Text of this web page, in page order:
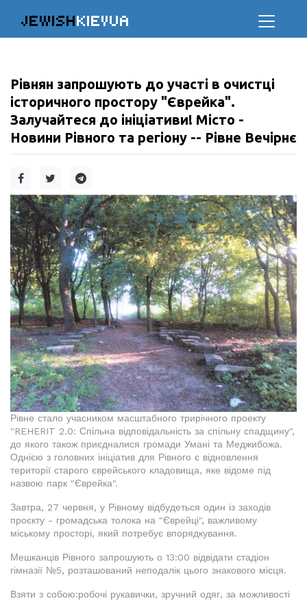
JEWISHKIEVUA
Рівнян запрошують до участі в очистці
історичного простору "Єврейка".
Залучайтеся до ініціативи! Місто -
Новини Рівного та регіону -- Рівне Вечірнє
Рівне стало учасником масштабного трирічного проекту
"REHERIT 2.0: Спільна відповідальність за спільну спадщину",
до якого також приєдналися громади Умані та Меджибожа.
Однією з головних ініціатив для Рівного є відновлення
території старого єврейського кладовища, яке відоме під
назвою парк "Єврейка".
Завтра, 27 червня, у Рівному відбудеться один із заходів
проєкту - громадська толока на "Єврейці", важливому
міському просторі, який потребує впорядкування.
Мешканців Рівного запрошують о 13:00 відвідати стадіон
гімназії №5, розташований неподалік цього знакового місця.
Взяти з собою:робочі рукавички, зручний одяг, за можливості